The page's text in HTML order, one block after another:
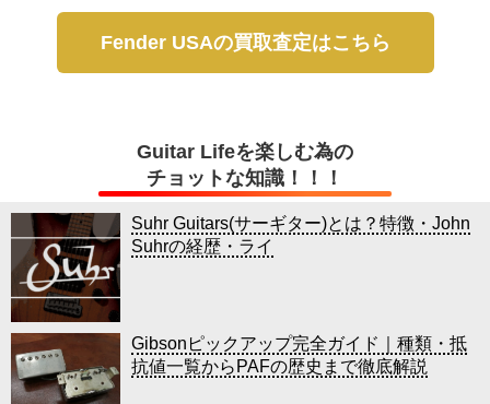
Fender USAの買取査定はこちら
Guitar Lifeを楽しむ為の
チョットな知識！！！
Suhr Guitars(サーギター)とは？特徴・John
Suhrの経歴・ライ
Gibsonピックアップ完全ガイド｜種類・抵
抗値一覧からPAFの歴史まで徹底解説